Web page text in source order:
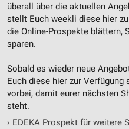
überall über die aktuellen
stellt Euch weekli diese hier
die Online-Prospekte blättern,
sparen.
Sobald es wieder neue
Euch diese hier zur
vorbei, damit eurer nächsten
steht.
› EDEKA Prospekt für weitere